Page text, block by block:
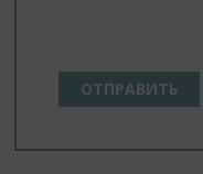
ОТПРАВИТЬ